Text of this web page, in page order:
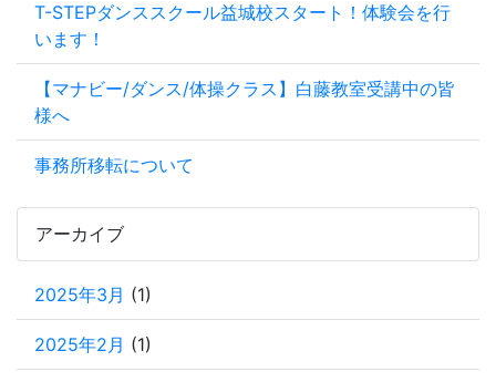
T-STEPダンススクール益城校スタート！体験会を行
います！
【マナビー/ダンス/体操クラス】白藤教室受講中の皆
様へ
事務所移転について
アーカイブ
2025年3月 (1)
2025年2月 (1)